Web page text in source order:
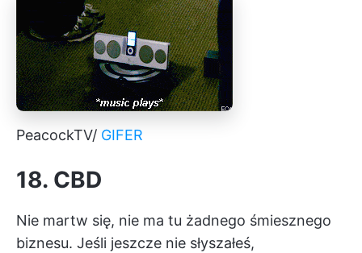
PeacockTV/ GIFER
18. CBD
Nie martw się, nie ma tu żadnego śmiesznego
biznesu. Jeśli jeszcze nie słyszałeś,